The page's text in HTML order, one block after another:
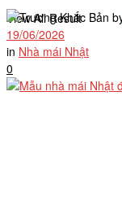
View All Result
19/06/2026
in Nhà mái Nhật
0